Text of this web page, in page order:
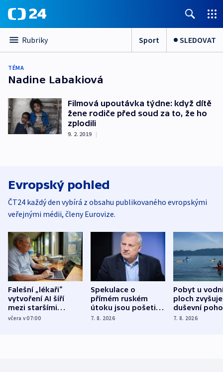
Rubriky Sport SLEDOVAT
TÉMA
Nadine Labakiová
Filmová upoutávka týdne: když dítě
žene rodiče před soud za to, že ho
zplodili
9. 2. 2019 |
Evropský pohled
ČT24 každý den vybírá z obsahu publikovaného evropskými
veřejnými médii, členy Eurovize.
Falešní „lékaři“
vytvoření AI šíří
mezi staršími
Poláky nebezpečné
včera v 07:00
Spekulace o
přímém ruském
útoku jsou pošetilé,
míní estonský
7. 8. 2026
Pobyt u
ploch zvyšuje
duševní
ukázala
7. 8. 2026